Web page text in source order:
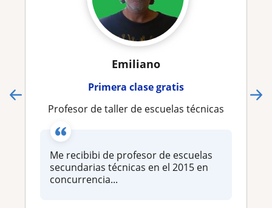
Emiliano
Primera clase gratis
Profesor de taller de escuelas técnicas
Me recibibi de profesor de escuelas
secundarias técnicas en el 2015 en
concurrencia...